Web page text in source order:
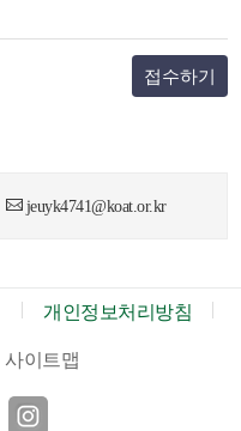
접수하기
jeuyk4741@koat.or.kr
개인정보처리방침
사이트맵